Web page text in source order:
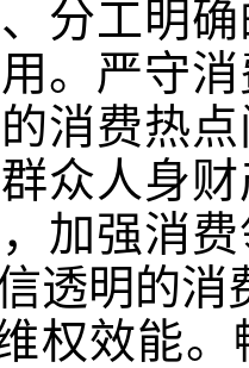
分工明
。严守
消费热
众人身
加强消
透明的消
权效能